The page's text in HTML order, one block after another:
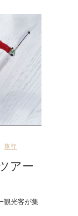
旅行
アー
観光客が集